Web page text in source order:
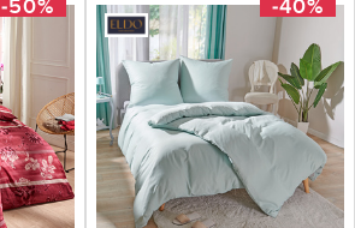
-50% -40%